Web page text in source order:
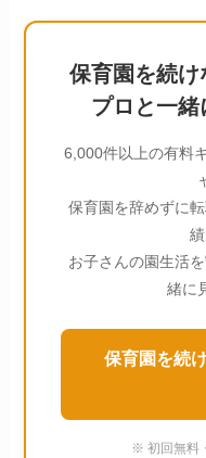
保育園を続け
プロと一緒
6,000件以上の有料
保育園を辞めずに
お子さんの園生活
緒に
保育園を続
※ 初回無料